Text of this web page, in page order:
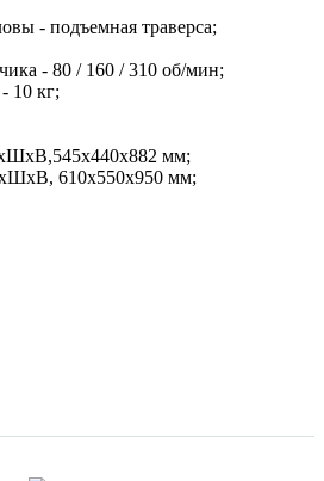
- подъемная траверса;
- 80 / 160 / 310 об/мин;
10 кг;
мм;
610х550х950 мм;